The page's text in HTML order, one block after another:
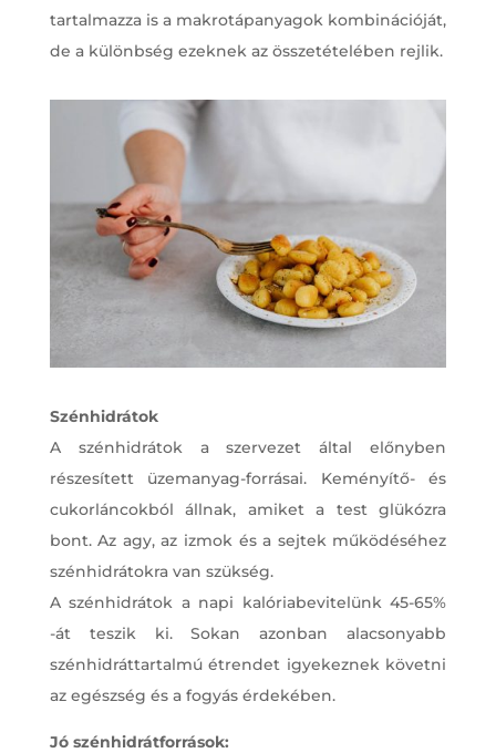
tartalmazza is a makrotápanyagok kombinációját,
de a különbség ezeknek az összetételében rejlik.
Szénhidrátok
A szénhidrátok a szervezet által előnyben
részesített üzemanyag-forrásai. Keményítő- és
cukorláncokból állnak, amiket a test glükózra
bont. Az agy, az izmok és a sejtek működéséhez
szénhidrátokra van szükség.
A szénhidrátok a napi kalóriabevitelünk 45-65%
-át teszik ki. Sokan azonban alacsonyabb
szénhidráttartalmú étrendet igyekeznek követni
az egészség és a fogyás érdekében.
Jó szénhidrátforrások: